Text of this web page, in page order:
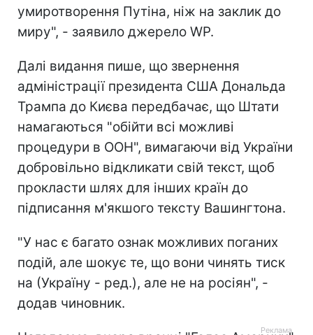
умиротворення Путіна, ніж на заклик до
миру", - заявило джерело WP.
Далі видання пише, що звернення
адміністрації президента США Дональда
Трампа до Києва передбачає, що Штати
намагаються "обійти всі можливі
процедури в ООН", вимагаючи від України
добровільно відкликати свій текст, щоб
прокласти шлях для інших країн до
підписання м'якшого тексту Вашингтона.
"У нас є багато ознак можливих поганих
подій, але шокує те, що вони чинять тиск
на (Україну - ред.), але не на росіян", -
додав чиновник.